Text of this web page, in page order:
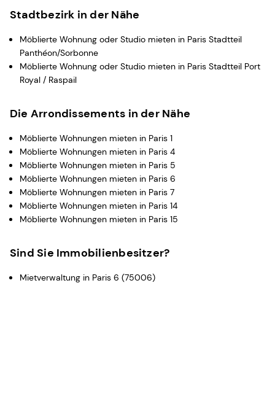
Stadtbezirk in der Nähe
Möblierte Wohnung oder Studio mieten in Paris Stadtteil
Panthéon/Sorbonne
Möblierte Wohnung oder Studio mieten in Paris Stadtteil Port
Royal / Raspail
Die Arrondissements in der Nähe
Möblierte Wohnungen mieten in Paris 1
Möblierte Wohnungen mieten in Paris 4
Möblierte Wohnungen mieten in Paris 5
Möblierte Wohnungen mieten in Paris 6
Möblierte Wohnungen mieten in Paris 7
Möblierte Wohnungen mieten in Paris 14
Möblierte Wohnungen mieten in Paris 15
Sind Sie Immobilienbesitzer?
Mietverwaltung in Paris 6 (75006)